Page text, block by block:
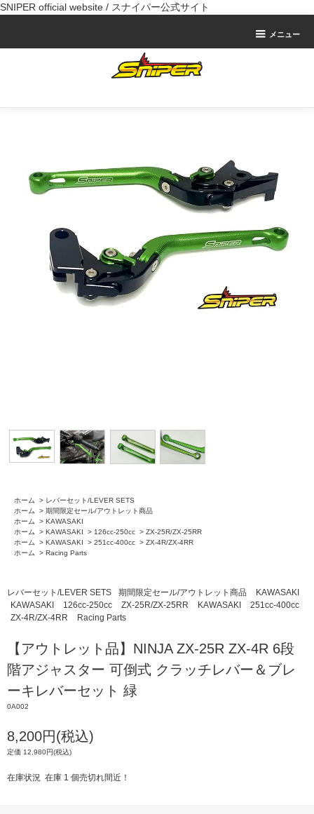
SNIPER official website / スナイパー公式サイト
メニュー
ホーム > レバーセット/LEVER SETS
ホーム
> 期間限定セール/アウトレット商品
ホーム
> KAWASAKI
ホーム
> KAWASAKI > 126cc-250cc > ZX-25R/ZX-25RR
ホーム
> KAWASAKI > 251cc-400cc > ZX-4R/ZX-4RR
ホーム
> Racing Parts
レバーセット/LEVER SETS 期間限定セール/アウトレット商品
KAWASAKI
KAWASAKI
126cc-250cc ZX-25R/ZX-25RR KAWASAKI
251cc-400cc
ZX-4R/ZX-4RR
Racing Parts
【アウトレット品】NINJA ZX-25R ZX-4R 6段
階アジャスター 可倒式 クラッチレバー＆ブレ
ーキレバーセット 緑
0A002
8,200円(税込)
定価 12,980円(税込)
在庫状況 在庫 1 個売切れ間近！